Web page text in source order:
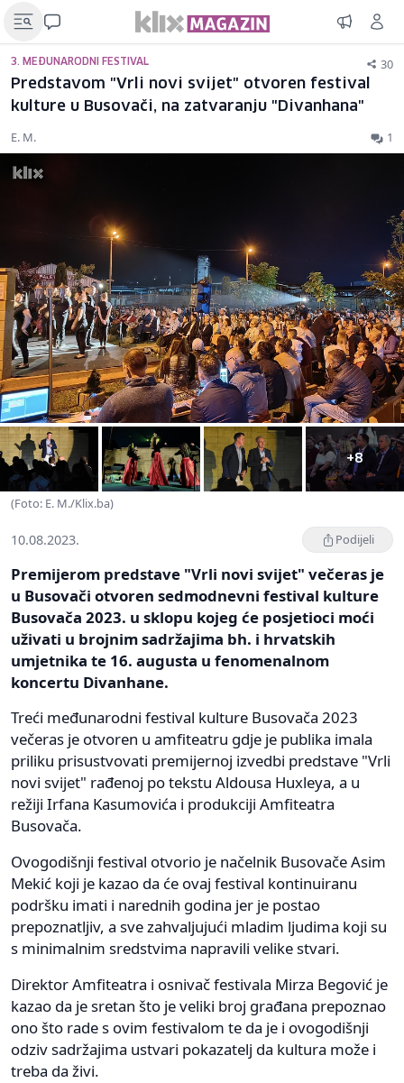
3. MEĐUNARODNI FESTIVAL 30
Predstavom "Vrli novi svijet" otvoren festival
kulture u Busovači, na zatvaranju "Divanhana"
E. M. 1
+8
(Foto: E. M./Klix.ba)
10.08.2023. Podijeli
Premijerom predstave "Vrli novi svijet" večeras je
u Busovači otvoren sedmodnevni festival kulture
Busovača 2023. u sklopu kojeg će posjetioci moći
uživati u brojnim sadržajima bh. i hrvatskih
umjetnika te 16. augusta u fenomenalnom
koncertu Divanhane.
Treći međunarodni festival kulture Busovača 2023
večeras je otvoren u amfiteatru gdje je publika imala
priliku prisustvovati premijernoj izvedbi predstave "Vrli
novi svijet" rađenoj po tekstu Aldousa Huxleya, a u
režiji Irfana Kasumovića i produkciji Amfiteatra
Busovača.
Ovogodišnji festival otvorio je načelnik Busovače Asim
Mekić koji je kazao da će ovaj festival kontinuiranu
podršku imati i narednih godina jer je postao
prepoznatljiv, a sve zahvaljujući mladim ljudima koji su
s minimalnim sredstvima napravili velike stvari.
Direktor Amfiteatra i osnivač festivala Mirza Begović je
kazao da je sretan što je veliki broj građana prepoznao
ono što rade s ovim festivalom te da je i ovogodišnji
odziv sadržajima ustvari pokazatelj da kultura može i
treba da živi.